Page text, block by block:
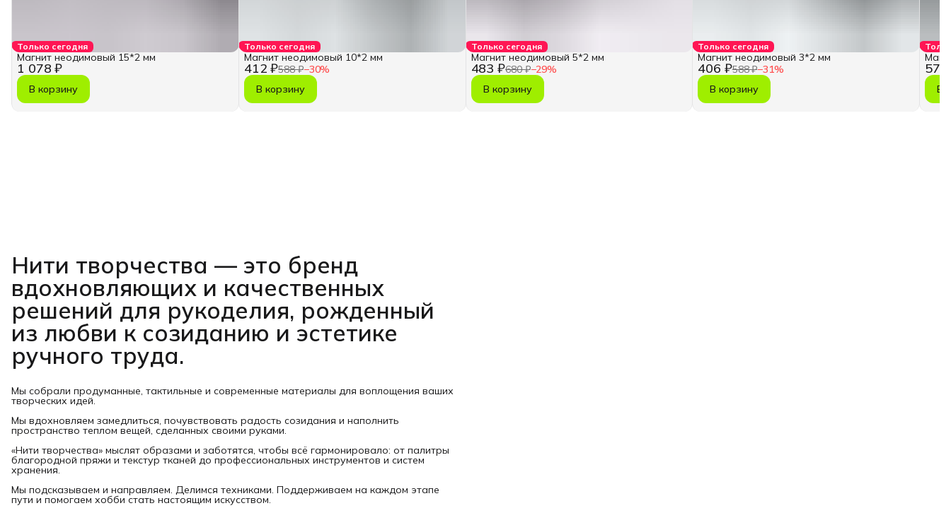
Только сегодня
1 078 ₽
Магнит неодимовый 15*2 мм
В корзину
Только сегодня
412 ₽588 ₽−30%
Магнит неодимовый 10*2 мм
В корзину
Только сегодня
483 ₽680 ₽−29%
Магнит неодимовый 5*2 мм
В корзину
Только сегодня
406 ₽588 ₽−31%
Магнит неодимовый 3*2 мм
В корзину
570
В
Нити творчества — это бренд
вдохновляющих и качественных
решений для рукоделия, рожденный
из любви к созиданию и эстетике
ручного труда.
Мы собрали продуманные, тактильные и современные материалы для воплощения ваших
творческих идей.
Мы вдохновляем замедлиться, почувствовать радость созидания и наполнить
пространство теплом вещей, сделанных своими руками.
«Нити творчества» мыслят образами и заботятся, чтобы всё гармонировало: от палитры
благородной пряжи и текстур тканей до профессиональных инструментов и систем
хранения.
Мы подсказываем и направляем. Делимся техниками. Поддерживаем на каждом этапе
пути и помогаем хобби стать настоящим искусством.